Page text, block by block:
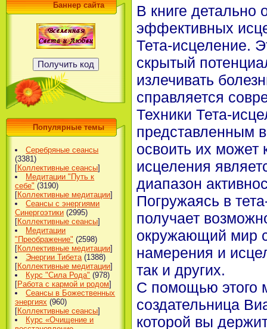
Баннер сайта
Популярные темы
Серебряные сеансы
(3381)
[Коллективные сеансы]
Медитации "Путь к
себе" (3190)
[Коллективные медитации]
Сеансы с энергиями
Синергоэтики (2995)
[Коллективные сеансы]
Медитации
"Преображение" (2598)
[Коллективные медитации]
Энергии Тибета (1388)
[Коллективные медитации]
Курс "Сила Рода" (978)
[Работа с кармой и родом]
Сеансы в Божественных
энергиях (960)
[Коллективные сеансы]
Курс «Очищение и
В книге детально
эффективных
Тета-исцеление.
скрытый
излечивать
справляется
Техники Тета-
представленным
освоить их
исцеления
диапазон
Погружаясь в
получает
окружающий мир
намерения и
так и других.
С помощью этого
создательница
которой вы